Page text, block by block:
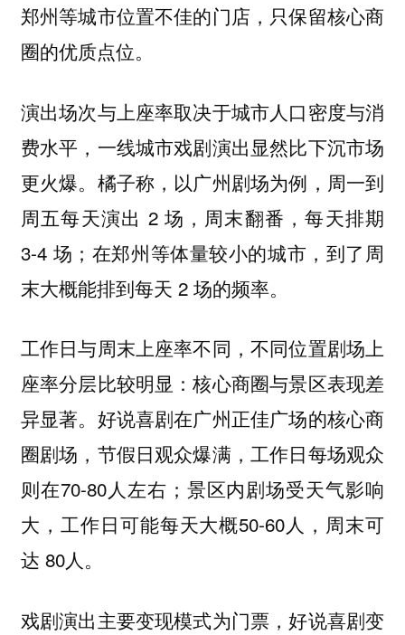
郑州等城市位置不佳的门店，只保留核心商
圈的优质点位。
演出场次与上座率取决于城市人口密度与消
费水平，一线城市戏剧演出显然比下沉市场
更火爆。橘子称，以广州剧场为例，周一到
周五每天演出 2 场，周末翻番，每天排期
3-4 场；在郑州等体量较小的城市，到了周
末大概能排到每天 2 场的频率。
工作日与周末上座率不同，不同位置剧场上
座率分层比较明显：核心商圈与景区表现差
异显著。好说喜剧在广州正佳广场的核心商
圈剧场，节假日观众爆满，工作日每场观众
则在70-80人左右；景区内剧场受天气影响
大，工作日可能每天大概50-60人，周末可
达 80人。
戏剧演出主要变现模式为门票，好说喜剧变